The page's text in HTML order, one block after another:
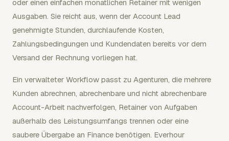
oder einen einfachen monatlichen Retainer mit wenigen
Ausgaben. Sie reicht aus, wenn der Account Lead
genehmigte Stunden, durchlaufende Kosten,
Zahlungsbedingungen und Kundendaten bereits vor dem
Versand der Rechnung vorliegen hat.
Ein verwalteter Workflow passt zu Agenturen, die mehrere
Kunden abrechnen, abrechenbare und nicht abrechenbare
Account-Arbeit nachverfolgen, Retainer von Aufgaben
außerhalb des Leistungsumfangs trennen oder eine
saubere Übergabe an Finance benötigen. Everhour